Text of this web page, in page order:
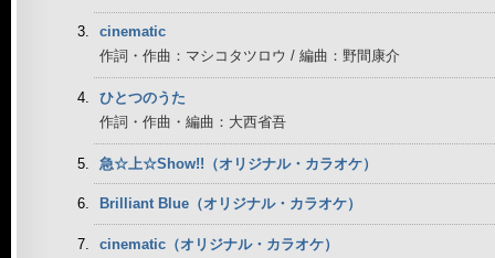
cinematic
作詞・作曲：マシコタツロウ / 編曲：野間康介
ひとつのうた
作詞・作曲・編曲：大西省吾
急☆上☆Show!!（オリジナル・カラオケ）
Brilliant Blue（オリジナル・カラオケ）
cinematic（オリジナル・カラオケ）